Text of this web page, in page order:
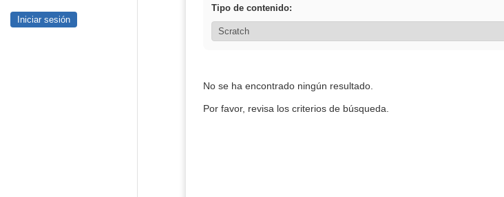
Iniciar sesión
Tipo de contenido:
No se ha encontrado ningún resultado.
Por favor, revisa los criterios de búsqueda.